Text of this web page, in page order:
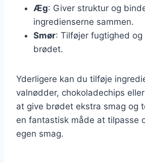
Æg: Giver struktur og
ingredienserne sammen.
Smør: Tilføjer fugtighed og
brødet.
Yderligere kan du tilføje
valnødder, chokoladechips
at give brødet ekstra smag og
en fantastisk måde at tilpasse
egen smag.